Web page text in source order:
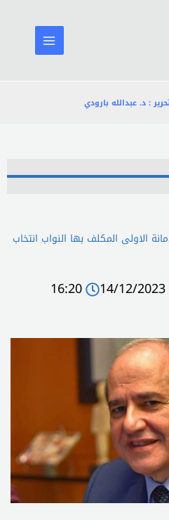
: د. عبدالله بارودي
الاولى المكلف بها النواب انتخاب
14/12/2023
16:20